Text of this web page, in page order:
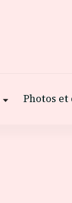
Photos et